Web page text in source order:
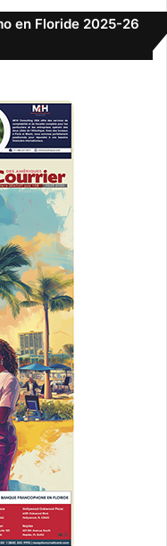
en Floride
catholique
pèlerinage
en Floride 2025-26